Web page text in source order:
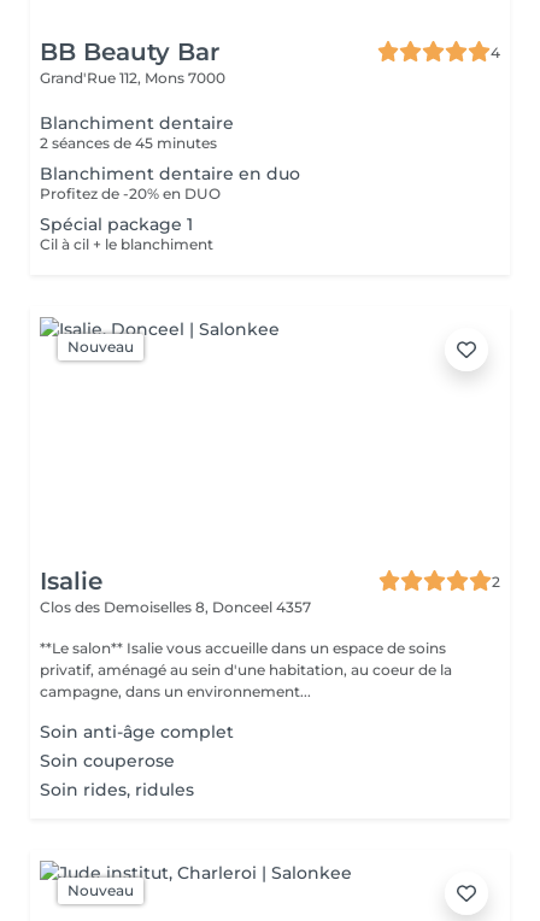
BB Beauty Bar
4
Grand'Rue 112, Mons 7000
Blanchiment dentaire
2 séances de 45 minutes
Blanchiment dentaire en duo
Profitez de -20% en DUO
Spécial package 1
Cil à cil + le blanchiment
Nouveau
Isalie
2
Clos des Demoiselles 8, Donceel 4357
**Le salon** Isalie vous accueille dans un espace de soins
privatif, aménagé au sein d'une habitation, au coeur de la
campagne, dans un environnement...
Soin anti-âge complet
Soin couperose
Soin rides, ridules
Nouveau